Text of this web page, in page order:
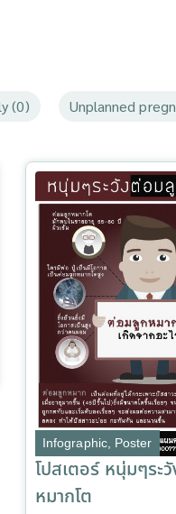
(0) Unplanned
Infographic, Poster
โปสเตอร์ หนุ่มๆระ
หมากโต